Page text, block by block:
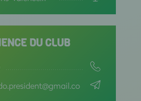
DU CLUB